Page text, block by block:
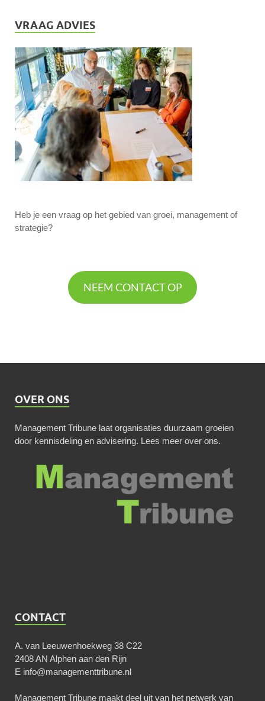
VRAAG ADVIES
Heb je een vraag op het gebied van groei, management of
strategie?
NEEM CONTACT OP
OVER ONS
Management Tribune laat organisaties duurzaam groeien
door kennisdeling en advisering. Lees meer over ons.
CONTACT
A. van Leeuwenhoekweg 38 C22
2408 AN Alphen aan den Rijn
E info@managementtribune.nl
Management Tribune maakt deel uit van het netwerk van